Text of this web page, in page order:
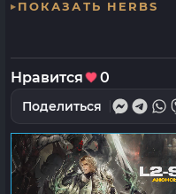
ПОКАЗАТЬ HERBS
Нравится 0
Поделиться